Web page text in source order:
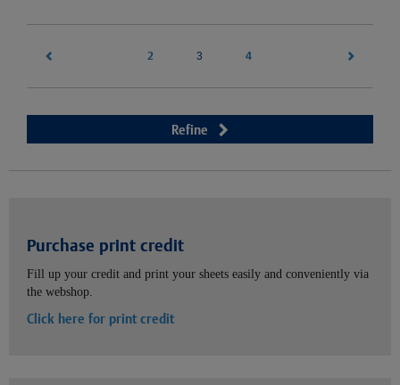
2 3 4
Refine
Purchase print credit
Fill up your credit and print your sheets easily and conveniently via
the webshop.
Click here for print credit